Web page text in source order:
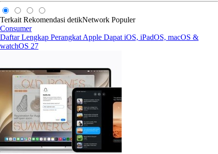
Terkait Rekomendasi detikNetwork Populer
Consumer
Daftar Lengkap Perangkat Apple Dapat iOS, iPadOS, macOS &
watchOS 27